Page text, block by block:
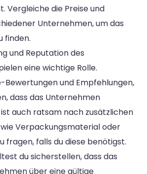
Vergleiche die Preise und
Unternehmen, um das
finden.
und Reputation des
eine wichtige Rolle.
Bewertungen und Empfehlungen,
dass das Unternehmen
ist auch ratsam nach zusätzlichen
Verpackungsmaterial oder
fragen, falls du diese benötigst.
du sicherstellen, dass das
über eine gültige